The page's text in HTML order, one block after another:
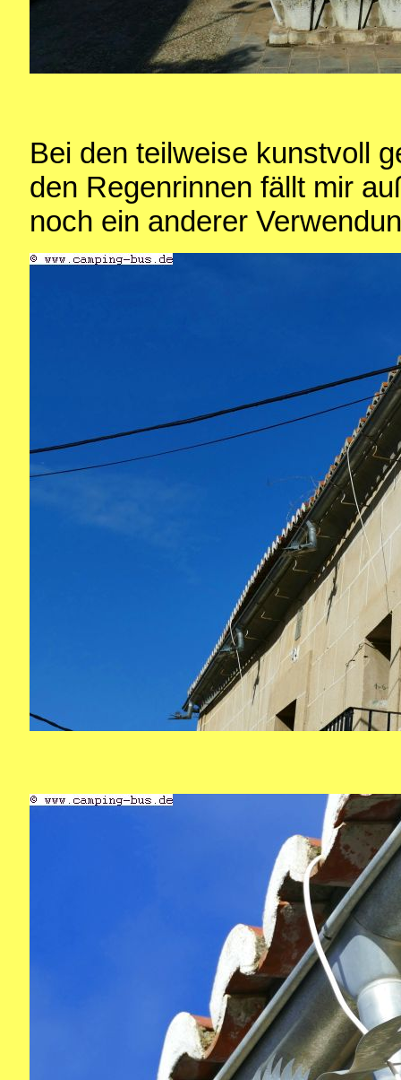
Bei den teilweise kunstvoll
den Regenrinnen fällt mir
noch ein anderer